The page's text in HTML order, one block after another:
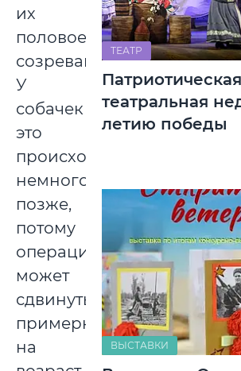
их
половое
созревание.
У
собачек
это
происходит
немного
позже,
потому
операция
может
сдвинуться
примерно
на
ТЕАТР
Патриотическая
театральная
летию победы
ВЫСТАВКИ